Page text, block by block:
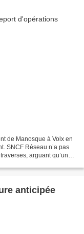
de Manosque à Volx en
SNCF Réseau n’a pas
arguant qu’un
anticipée